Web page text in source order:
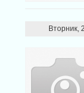
Вторник,